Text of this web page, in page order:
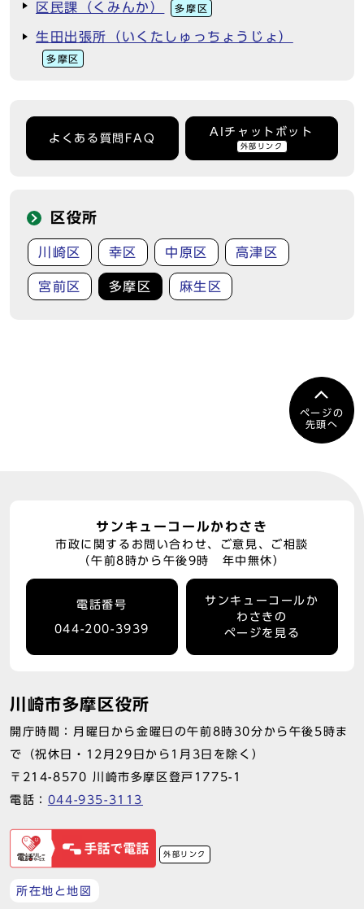
区民課（くみんか） 多摩区
生田出張所（いくたしゅっちょうじょ）
多摩区
よくある質問FAQ
AIチャットボット
外部リンク
区役所
川崎区 幸区 中原区 高津区
宮前区 多摩区 麻生区
ページの
先頭へ
サンキューコールかわさき
市政に関するお問い合わせ、ご意見、ご相談
（午前8時から午後9時 年中無休）
電話番号
044-200-3939
サンキューコールか
わさきの
ページを見る
川崎市多摩区役所
開庁時間：月曜日から金曜日の午前8時30分から午後5時ま
で（祝休日・12月29日から1月3日を除く）
〒214-8570 川崎市多摩区登戸1775-1
電話： 044-935-3113
外部リンク
所在地と地図